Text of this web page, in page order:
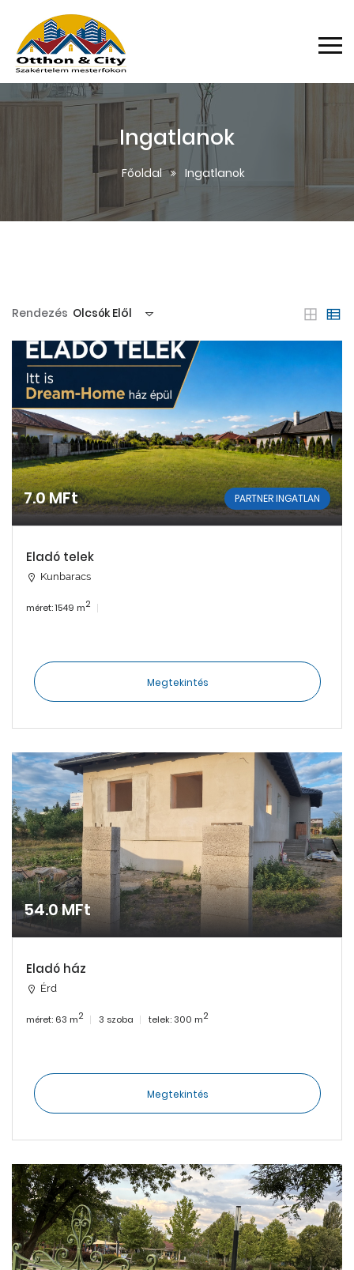
Ingatlanok
Főoldal Ingatlanok
Rendezés Olcsók Elől
7.0 MFt PARTNER INGATLAN
Eladó telek
Kunbaracs
méret: 1549 m2
Megtekintés
54.0 MFt
Eladó ház
Érd
méret: 63 m2 3 szoba telek: 300 m2
Megtekintés